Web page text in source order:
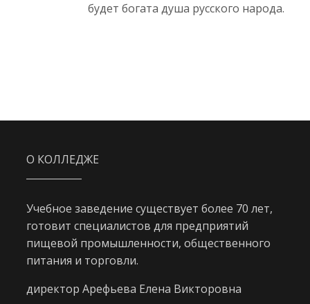
будет богата душа русского народа.
О КОЛЛЕДЖЕ
Учебное заведение существует более 70 лет,
готовит специалистов для предприятий
пищевой промышленности, общественного
питания и торговли.
директор Арефьева Елена Викторовна